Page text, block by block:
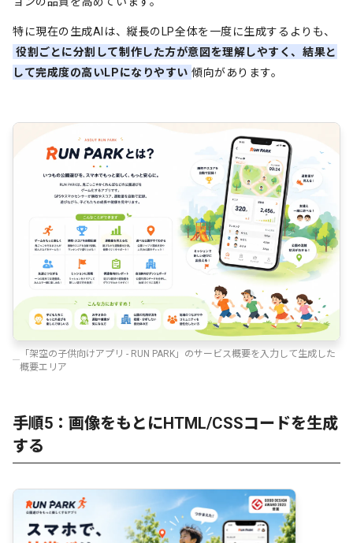
特に現在の生成AIは、縦長のLP全体を一度に生成するよりも、
役割ごとに分割して制作した方が意図を理解しやすく、結果と
して完成度の高いLPになりやすい 傾向があります。
「架空の子供向けアプリ - RUN PARK」のサービス概要を入力して生成した
概要エリア
手順5：画像をもとにHTML/CSSコードを生成
する